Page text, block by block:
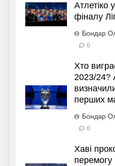
Атлетіко
фіналу
Бондар
0
Хто
2023/24?
перших
Бондар
0
Хаві